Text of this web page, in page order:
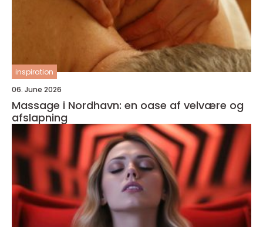
inspiration
06. June 2026
Massage i Nordhavn: en oase af velvære og
afslapning